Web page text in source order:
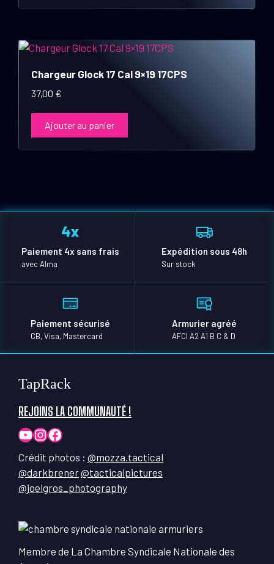
Chargeur Glock 17 Cal 9×19 17CPS
37,00 €
Ajouter au panier
Paiement 4x sans frais
avec Alma
Expédition sous 48h
Sur stock
Paiement sécurisé
CB, Visa, Mastercard
Armurier agréé
AFCI A2 A1 B C & D
TapRack
REJOINS LA COMMUNAUTÉ !
YouTube
Instagram
Facebook
Crédit photos : @mozza.tactical
@darkbrener@tacticalpictures
@joelgros_photography
Membre de La Chambre Syndicale Nationale des